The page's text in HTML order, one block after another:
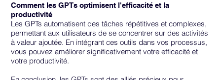
Comment les GPTs optimisent l'efficacité et la
productivité
Les GPTs automatisent des tâches répétitives et complexes,
permettant aux utilisateurs de se concentrer sur des activités
à valeur ajoutée. En intégrant ces outils dans vos processus,
vous pouvez améliorer significativement votre efficacité et
votre productivité.